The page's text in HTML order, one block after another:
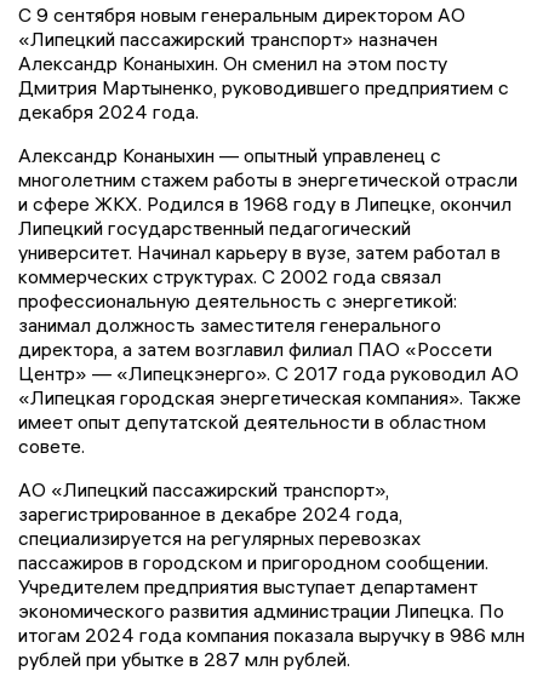
С 9 сентября новым генеральным директором АО
«Липецкий пассажирский транспорт» назначен
Александр Конаныхин. Он сменил на этом посту
Дмитрия Мартыненко, руководившего предприятием с
декабря 2024 года.
Александр Конаныхин — опытный управленец с
многолетним стажем работы в энергетической отрасли
и сфере ЖКХ. Родился в 1968 году в Липецке, окончил
Липецкий государственный педагогический
университет. Начинал карьеру в вузе, затем работал в
коммерческих структурах. С 2002 года связал
профессиональную деятельность с энергетикой:
занимал должность заместителя генерального
директора, а затем возглавил филиал ПАО «Россети
Центр» — «Липецкэнерго». С 2017 года руководил АО
«Липецкая городская энергетическая компания». Также
имеет опыт депутатской деятельности в областном
совете.
АО «Липецкий пассажирский транспорт»,
зарегистрированное в декабре 2024 года,
специализируется на регулярных перевозках
пассажиров в городском и пригородном сообщении.
Учредителем предприятия выступает департамент
экономического развития администрации Липецка. По
итогам 2024 года компания показала выручку в 986 млн
рублей при убытке в 287 млн рублей.